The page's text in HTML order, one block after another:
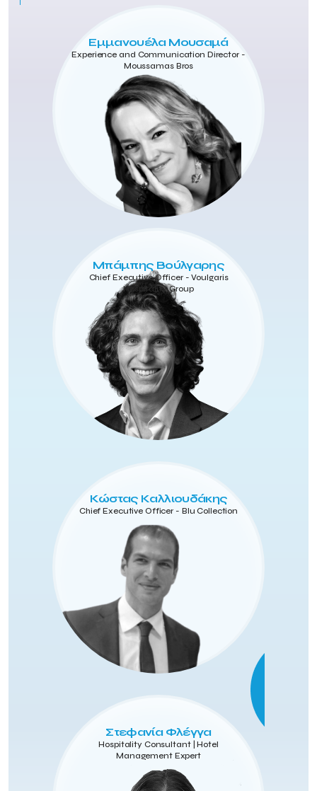
Εμμανουέλα Μουσαμά
Experience and Communication Director -
Moussamas Bros
Μπάμπης Βούλγαρης
Chief Executive Officer - Voulgaris
Hospitality Group
Κώστας Καλλιουδάκης
Chief Executive Officer - Blu Collection
Στεφανία Φλέγγα
Hospitality Consultant | Hotel
Management Expert